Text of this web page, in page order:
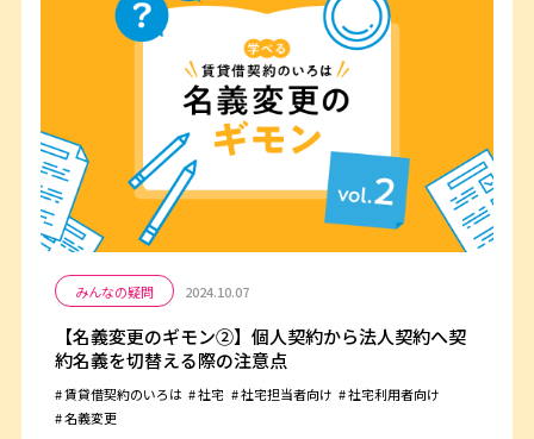
みんなの疑問 2024.10.07
【名義変更のギモン②】個人契約から法人契約へ契
約名義を切替える際の注意点
賃貸借契約のいろは 社宅 社宅担当者向け
社宅利用者向け
名義変更